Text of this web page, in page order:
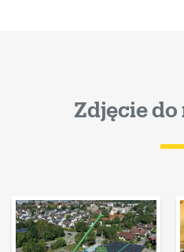
Zdjęcie do